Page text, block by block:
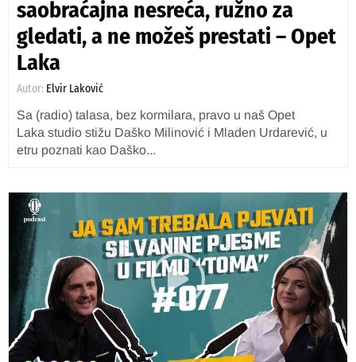
saobraćajna nesreća, ružno za
gledati, a ne možeš prestati – Opet
Laka
Autor: Elvir Laković
Sa (radio) talasa, bez kormilara, pravo u naš Opet
Laka studio stižu Daško Milinović i Mladen Urdarević, u
etru poznati kao Daško...